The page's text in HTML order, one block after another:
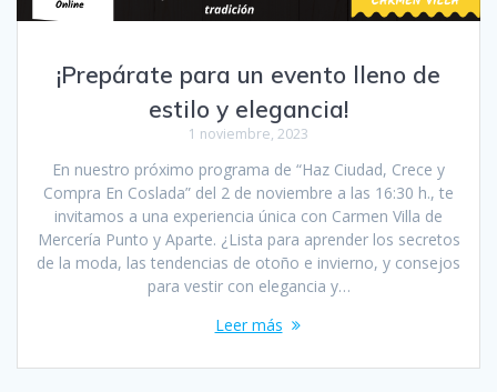
¡Prepárate para un evento lleno de
estilo y elegancia!
1 noviembre, 2023
En nuestro próximo programa de “Haz Ciudad, Crece y
Compra En Coslada” del 2 de noviembre a las 16:30 h., te
invitamos a una experiencia única con Carmen Villa de
Mercería Punto y Aparte. ¿Lista para aprender los secretos
de la moda, las tendencias de otoño e invierno, y consejos
para vestir con elegancia y…
Leer más